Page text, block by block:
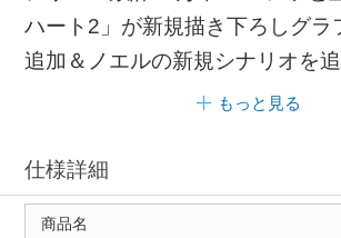
ハート2」が新規描き下ろしグラ
追加＆ノエルの新規シナリオを
もっと見る
仕様詳細
商品名